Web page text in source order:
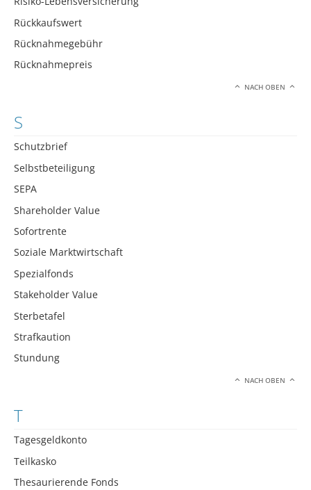
Rückkaufswert
Rücknahmegebühr
Rücknahmepreis
NACH OBEN
S
Schutzbrief
Selbstbeteiligung
SEPA
Shareholder Value
Sofortrente
Soziale Marktwirtschaft
Spezialfonds
Stakeholder Value
Sterbetafel
Strafkaution
Stundung
NACH OBEN
T
Tagesgeldkonto
Teilkasko
Thesaurierende Fonds